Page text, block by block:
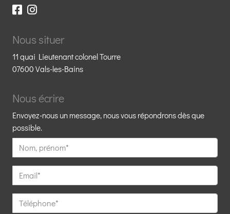
Nous situer
11 quai Lieutenant colonel Tourre
07600 Vals-les-Bains
Nous écrire
Envoyez-nous un message, nous vous répondrons dès que
possible.